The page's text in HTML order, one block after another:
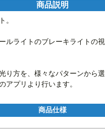
商品説明
。
ルライトのブレーキライトの
り方を、様々なパターンから選
アプリより行います。